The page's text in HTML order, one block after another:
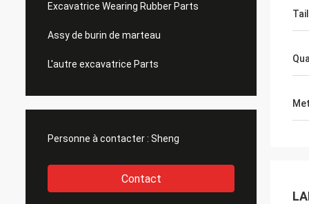
Excavatrice Wearing Rubber Parts
Assy de burin de marteau
L'autre excavatrice Parts
Personne à contacter : Sheng
Contact